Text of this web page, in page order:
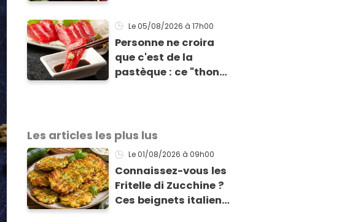
chef Éric Frechon
pour accompagner
vos grillades
Le 05/08/2026 à 17h00
Personne ne croira
que c'est de la
pastèque : ce "thon"
Les articles les plus lus
Le 01/08/2026 à 09h00
Connaissez-vous les
Fritelle di Zucchine ?
Ces beignets italiens